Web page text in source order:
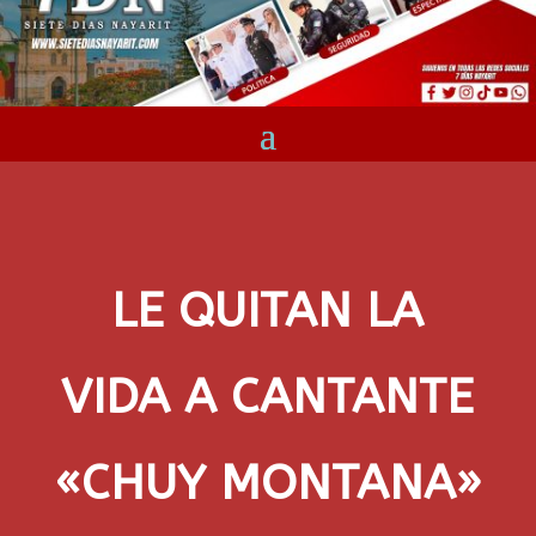
LE QUITAN LA
VIDA A CANTANTE
«CHUY MONTANA»